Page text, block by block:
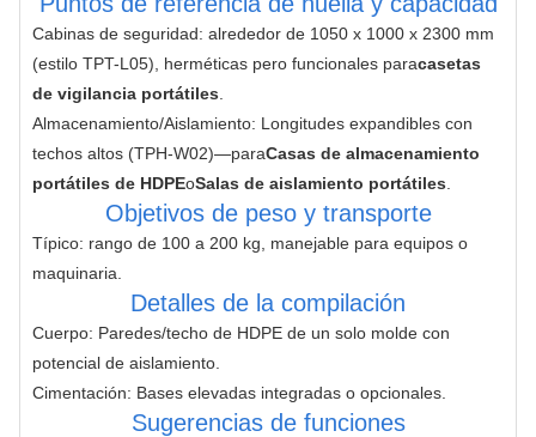
Cabinas de seguridad: alrededor de 1050 x 1000 x 2300 mm
(estilo TPT-L05), herméticas pero funcionales paracasetas
de vigilancia portátiles
Almacenamiento/Aislamiento: Longitudes expandibles con
techos altos (TPH-W02)—paraCasas de almacenamiento
portátiles de HDPEoSalas de aislamiento portátiles
Objetivos de peso y transporte
Típico: rango de 100 a 200 kg, manejable para equipos o
maquinaria.
Detalles de la compilación
Cuerpo: Paredes/techo de HDPE de un solo molde con
potencial de aislamiento.
Cimentación: Bases elevadas integradas o opcionales.
Sugerencias de funciones